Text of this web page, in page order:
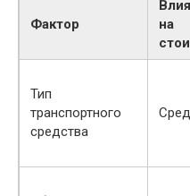
Фактор
на
Тип
транспортного
средства